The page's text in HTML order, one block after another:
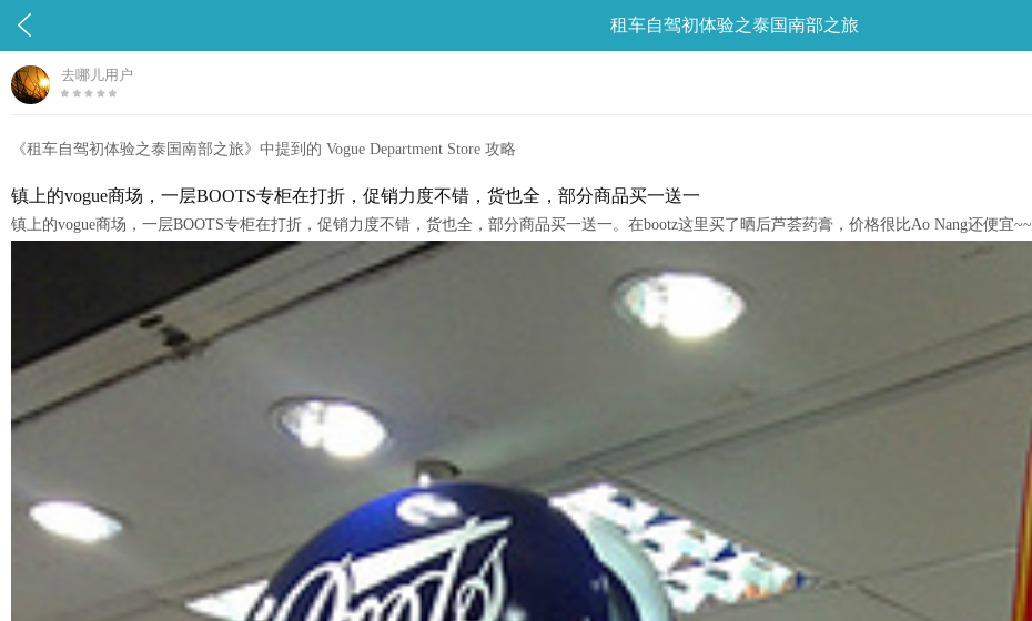
 租车自驾初体验之泰国南部之旅
去哪儿用户
《租车自驾初体验之泰国南部之旅》中提到的 Vogue Department Store 攻略
镇上的vogue商场，一层BOOTS专柜在打折，促销力度不错，货也全，部分商品买一送一
镇上的vogue商场，一层BOOTS专柜在打折，促销力度不错，货也全，部分商品买一送一。在bootz这里买了晒后芦荟药膏，价格很比Ao Nang还便宜~~